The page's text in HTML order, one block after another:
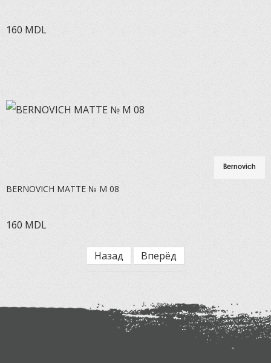
160 MDL
Bernovich
BERNOVICH MATTE № M 08
160 MDL
Назад Вперёд